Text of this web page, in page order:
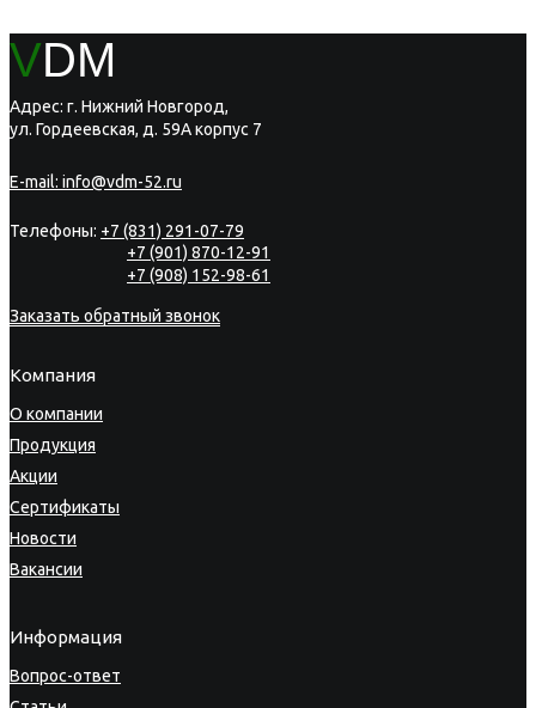
VDM
Адрес: г. Нижний Новгород,
ул. Гордеевская, д. 59А корпус 7
E-mail: info@vdm-52.ru
Телефоны: +7 (831) 291-07-79
+7 (901) 870-12-91
+7 (908) 152-98-61
Заказать обратный звонок
Компания
О компании
Продукция
Акции
Сертификаты
Новости
Вакансии
Информация
Вопрос-ответ